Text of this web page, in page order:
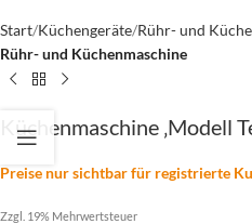
Start Küchengeräte Rühr- und
Rühr- und Küchenmaschine
Küchenmaschine ‚Modell
Preise nur sichtbar für registrierte
Zzgl. 19% Mehrwertsteuer